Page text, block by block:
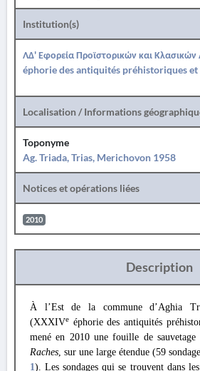
Institution(s)
ΛΔ' Εφορεία Προϊστορικών και
éphorie des antiquités préhistoriques et
Localisation / Informations
Toponyme
Ag. Triada, Trias, Merichovon 1958
Notices et opérations liées
2010
Description
À l’Est de la commune d’Aghia
(XXXIVe éphorie des antiquités
mené en 2010 une fouille de
Raches, sur une large étendue (59
1). Les sondages qui se trouvent dans